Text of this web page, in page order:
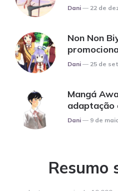
Posted
Dani 22 de
Non Non
Posted
Dani 25 de
Mangá
adaptação
Posted
Dani 9 de
Resumo